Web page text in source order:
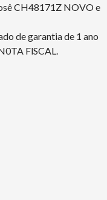
CH48171Z NOVO e
de garantia de 1 ano
FlSCAL.